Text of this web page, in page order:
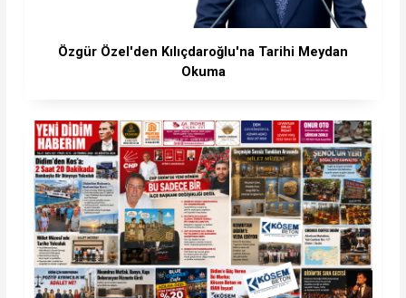
Özgür Özel'den Kılıçdaroğlu'na Tarihi Meydan
Okuma